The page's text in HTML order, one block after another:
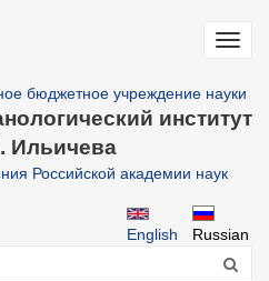
бюджетное учреждение науки
институт
Ильичева
Российской академии наук
Russian
English